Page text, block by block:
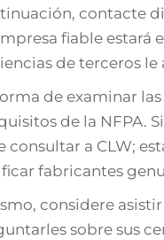
contacte
fiable estará
de terceros
de examinar
de la NFPA.
consultar a CLW;
fabricantes
considere
sobre sus